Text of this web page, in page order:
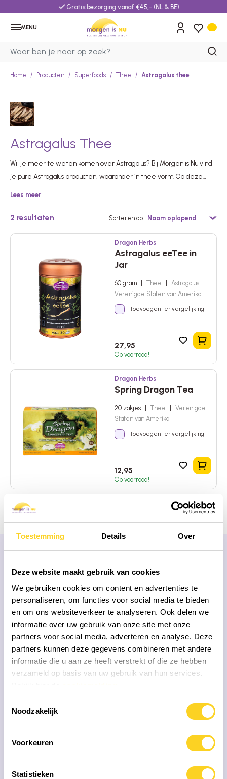
Toestemming Details Over
Deze website maakt gebruik van cookies
We gebruiken cookies om content en advertenties te
personaliseren, om functies voor social media te bieden
en om ons websiteverkeer te analyseren. Ook delen we
informatie over uw gebruik van onze site met onze
partners voor social media, adverteren en analyse. Deze
partners kunnen deze gegevens combineren met andere
informatie die u aan ze heeft verstrekt of die ze hebben
verzameld op basis van uw gebruik van hun services.
Noodzakelijk
Voorkeuren
Statistieken
Gratis bezorging vanaf €45,- (NL & BE)
MENU
Home Producten Superfoods Thee Astragalus thee
Astragalus Thee
Wil je meer te weten komen over Astragalus? Bij Morgen is Nu vind
je pure Astragalus producten, waaronder in thee vorm. Op deze
Lees meer
2 resultaten Sorteren op
Dragon Herbs
Astragalus eeTee in
Jar
60 gram Thee Astragalus
Verenigde Staten van Amerika
Toevoegen ter vergelijking
27,95
Op voorraad!
In het
Dragon Herbs
Spring Dragon Tea
20 zakjes Thee
Verenigde
Staten van Amerika
Toevoegen ter vergelijking
12,95
Op voorraad!
In het
Onze missie is dat mensen metde juiste
informatiehun gezondheidsproducten kiezen
Wat zijn superfoods?
Welke superfoods zijn er?
Zijn jullie producten vrij van schadelijke chemicaliën?